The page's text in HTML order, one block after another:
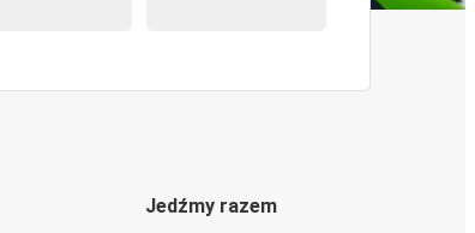
Jedźmy razem